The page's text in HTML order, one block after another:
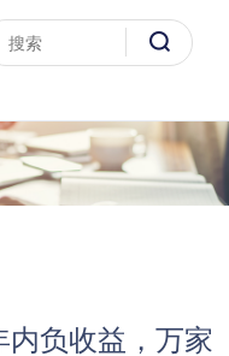
负收益，万家